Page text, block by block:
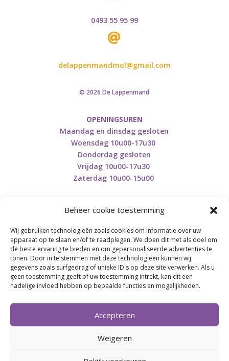
Beheer cookie toestemming
Wij gebruiken technologieën zoals cookies om informatie over uw
apparaat op te slaan en/of te raadplegen. We doen dit met als doel om
de beste ervaring te bieden en om gepersonaliseerde advertenties te
tonen. Door in te stemmen met deze technologieën kunnen wij
gegevens zoals surfgedrag of unieke ID's op deze site verwerken. Als u
geen toestemming geeft of uw toestemming intrekt, kan dit een
nadelige invloed hebben op bepaalde functies en mogelijkheden.
Accepteren
Weigeren
0493 55 95 99

delappenmandmol@gmail.com
© 2026 De Lappenmand
OPENINGSUREN
Maandag en dinsdag gesloten
Woensdag 10u00-17u30
Donderdag gesloten
Vrijdag 10u00-17u30
Zaterdag 10u00-15u00
Retourneren en herroepen
BE0746.853.082
BREI- EN HAAK-ATELJEE
Momenteel on hold wegens medische reden.
Heropstart september.